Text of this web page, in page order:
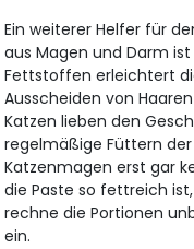
Ein weiterer Helfer für
aus Magen und Darm
Fettstoffen erleichtert
Ausscheiden von
Katzen lieben den
regelmäßige Füttern
Katzenmagen erst gar
die Paste so fettreich
rechne die Portionen
ein.